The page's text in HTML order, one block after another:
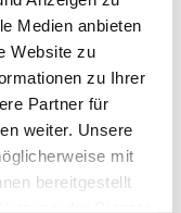
Medien anbieten
Website zu
zu Ihrer
Partner für
weiter. Unsere
mit
bereitgestellt